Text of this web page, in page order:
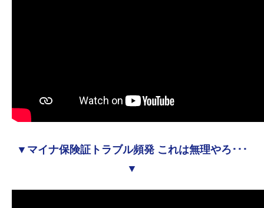
▼マイナ保険証トラブル頻発 これは無理やろ･･･
▼